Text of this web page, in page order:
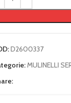
D2600337
MULINELLI